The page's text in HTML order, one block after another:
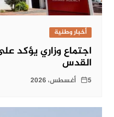
أخبار وطنية
اجتماع وزاري يؤكد
القدس
5 أغسطس، 2026